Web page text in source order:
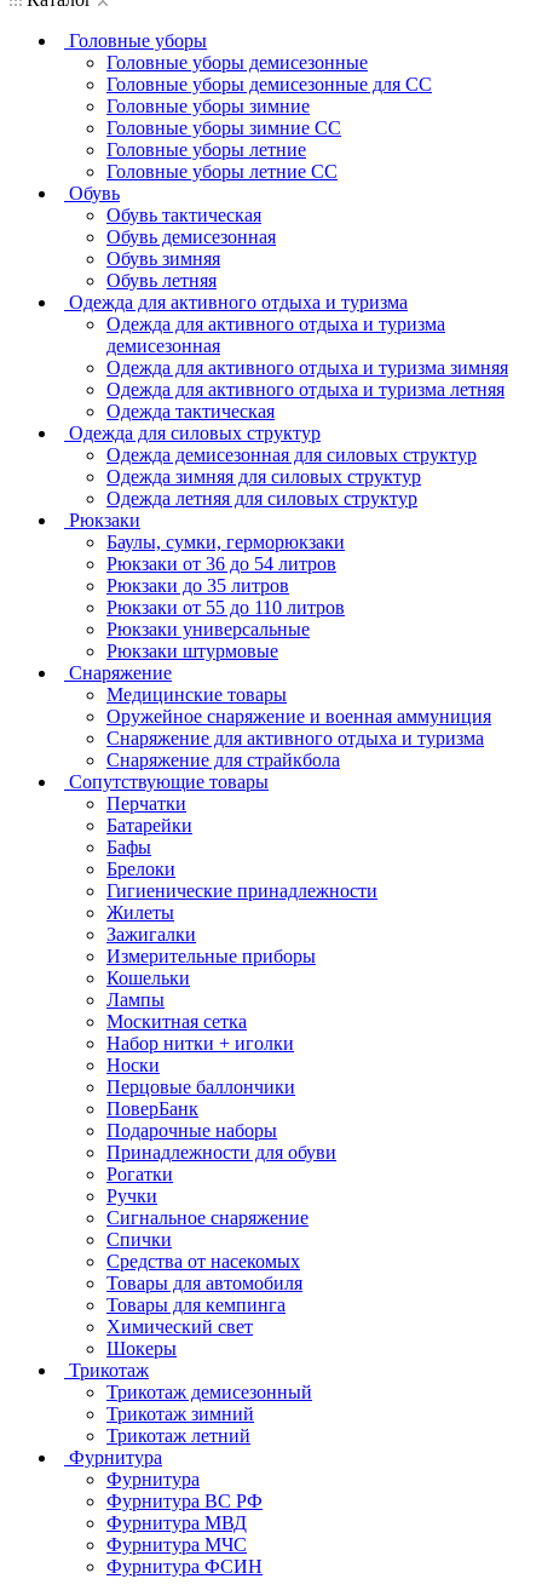
Головные уборы
Головные уборы демисезонные
Головные уборы демисезонные для СС
Головные уборы зимние
Головные уборы зимние СС
Головные уборы летние
Головные уборы летние СС
Обувь
Обувь тактическая
Обувь демисезонная
Обувь зимняя
Обувь летняя
Одежда для активного отдыха и туризма
Одежда для активного отдыха и туризма
демисезонная
Одежда для активного отдыха и туризма зимняя
Одежда для активного отдыха и туризма летняя
Одежда тактическая
Одежда для силовых структур
Одежда демисезонная для силовых структур
Одежда зимняя для силовых структур
Одежда летняя для силовых структур
Рюкзаки
Баулы, сумки, герморюкзаки
Рюкзаки от 36 до 54 литров
Рюкзаки до 35 литров
Рюкзаки от 55 до 110 литров
Рюкзаки универсальные
Рюкзаки штурмовые
Снаряжение
Медицинские товары
Оружейное снаряжение и военная аммуниция
Снаряжение для активного отдыха и туризма
Снаряжение для страйкбола
Сопутствующие товары
Перчатки
Батарейки
Бафы
Брелоки
Гигиенические принадлежности
Жилеты
Зажигалки
Измерительные приборы
Кошельки
Лампы
Москитная сетка
Набор нитки + иголки
Носки
Перцовые баллончики
ПоверБанк
Подарочные наборы
Принадлежности для обуви
Рогатки
Ручки
Сигнальное снаряжение
Спички
Средства от насекомых
Товары для автомобиля
Товары для кемпинга
Химический свет
Шокеры
Трикотаж
Трикотаж демисезонный
Трикотаж зимний
Трикотаж летний
Фурнитура
Фурнитура
Фурнитура ВС РФ
Фурнитура МВД
Фурнитура МЧС
Фурнитура ФСИН